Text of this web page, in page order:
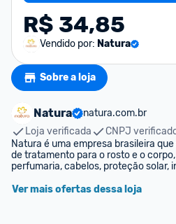
R$ 34,85
Vendido por: Natura
Sobre a loja
Natura
natura.com.br
Loja verificada
CNPJ
Natura é uma empresa brasileira
de tratamento para o rosto e o
perfumaria, cabelos, proteção solar,
Ver mais ofertas dessa loja